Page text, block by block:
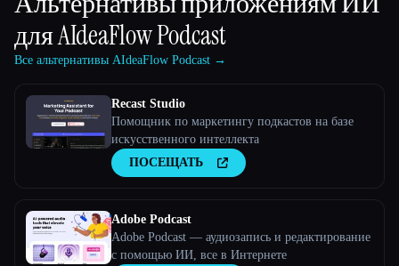
дляAIdeaFlow Podcast
Все альтернативы AIdeaFlow Podcast →
Recast Studio
Помощник по маркетингу подкастов на базе
искусственного интеллекта
ПОСЕЩАТЬ
Adobe Podcast
Adobe Podcast — аудиозапись и редактирование
с помощью ИИ, все в Интернете